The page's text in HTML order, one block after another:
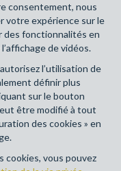
consentement, nous
votre expérience sur le
des fonctionnalités en
de vidéos.
l’utilisation de
définir plus
sur le bouton
être modifié à tout
des cookies » en
cookies, vous pouvez
AXA Belgium SA,
n° 730390160.
en Belgique